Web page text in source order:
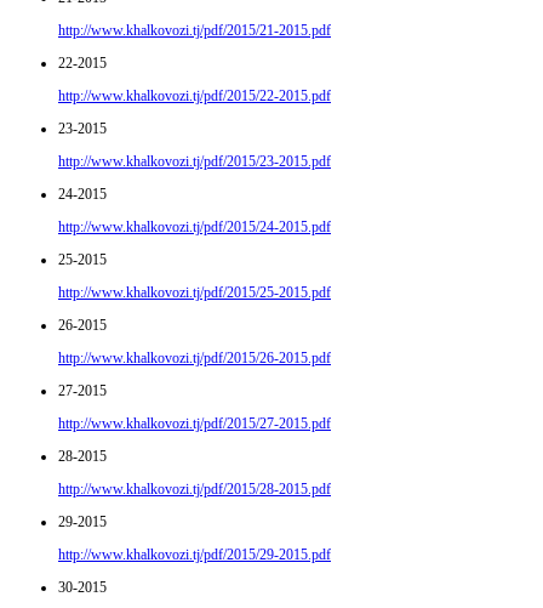
http://www.khalkovozi.tj/pdf/2015/21-2015.pdf
22-2015
http://www.khalkovozi.tj/pdf/2015/22-2015.pdf
23-2015
http://www.khalkovozi.tj/pdf/2015/23-2015.pdf
24-2015
http://www.khalkovozi.tj/pdf/2015/24-2015.pdf
25-2015
http://www.khalkovozi.tj/pdf/2015/25-2015.pdf
26-2015
http://www.khalkovozi.tj/pdf/2015/26-2015.pdf
27-2015
http://www.khalkovozi.tj/pdf/2015/27-2015.pdf
28-2015
http://www.khalkovozi.tj/pdf/2015/28-2015.pdf
29-2015
http://www.khalkovozi.tj/pdf/2015/29-2015.pdf
30-2015